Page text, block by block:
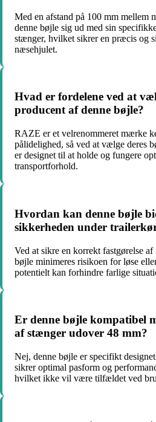
Med en afstand på 100 mm mellem
denne bøjle sig ud med sin
stænger, hvilket sikrer en præcis og
næsehjulet.
Hvad er fordelene ved at
producent af denne bøjle?
RAZE er et velrenommeret mærke
pålidelighed, så ved at vælge deres
er designet til at holde og fungere
transportforhold.
Hvordan kan denne bøjle
sikkerheden under
Ved at sikre en korrekt fastgørelse
bøjle minimeres risikoen for løse
potentielt kan forhindre farlige
Er denne bøjle kompatibel
af stænger udover 48 mm?
Nej, denne bøjle er specifikt
sikrer optimal pasform og
hvilket ikke vil være tilfældet ved